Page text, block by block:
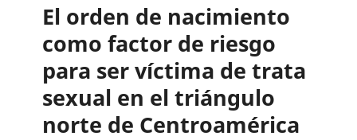
El orden de nacimiento
como factor de riesgo
para ser víctima de trata
sexual en el triángulo
norte de Centroamérica